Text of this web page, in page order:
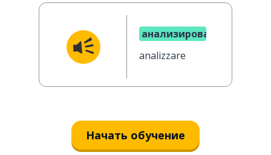
анализировать
analizzare
Начать обучение